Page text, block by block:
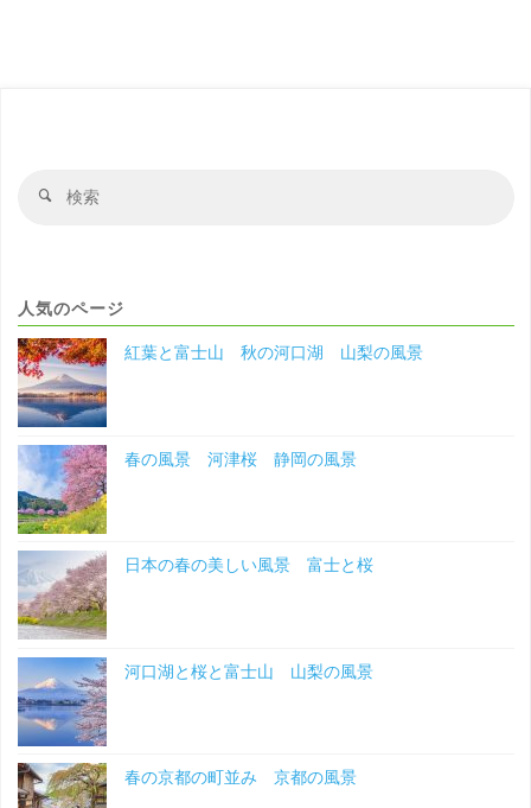
検
人気のページ
紅葉と富士山 秋の河口湖 山梨の風景
春の風景 河津桜 静岡の風景
日本の春の美しい風景 富士と桜
河口湖と桜と富士山 山梨の風景
春の京都の町並み 京都の風景